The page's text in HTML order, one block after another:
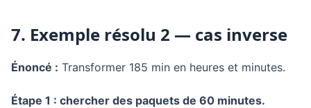
7. Exemple résolu 2 — cas inverse
Énoncé : Transformer 185 min en heures et minutes.
Étape 1 : chercher des paquets de 60 minutes.